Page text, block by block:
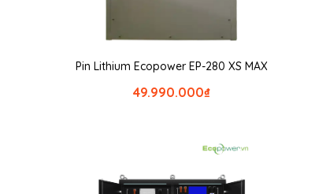
Pin Lithium Ecopower EP-280 XS MAX
₫
49.990.000